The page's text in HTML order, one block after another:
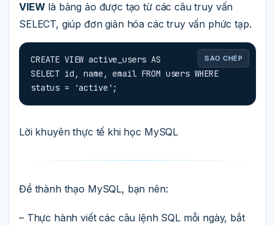
VIEW là bảng ảo được tạo từ các câu truy vấn
SELECT, giúp đơn giản hóa các truy vấn phức tạp.
SAO CHÉP
CREATE VIEW active_users AS
SELECT id, name, email FROM users WHERE
status = 'active';
Lời khuyên thực tế khi học MySQL
Để thành thạo MySQL, bạn nên:
– Thực hành viết các câu lệnh SQL mỗi ngày, bắt